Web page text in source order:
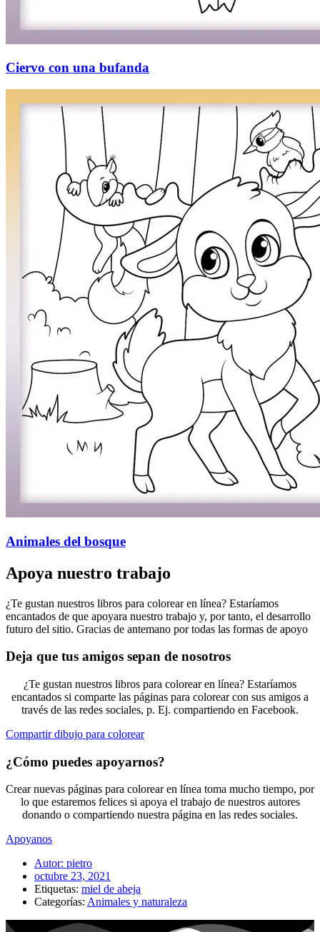
Ciervo con una bufanda
Animales del bosque
Apoya nuestro trabajo
¿Te gustan nuestros libros para colorear en línea? Estaríamos
encantados de que apoyara nuestro trabajo y, por tanto, el desarrollo
futuro del sitio. Gracias de antemano por todas las formas de apoyo
Deja que tus amigos sepan de nosotros
¿Te gustan nuestros libros para colorear en línea? Estaríamos
encantados si comparte las páginas para colorear con sus amigos a
través de las redes sociales, p. Ej. compartiendo en Facebook.
Compartir dibujo para colorear
¿Cómo puedes apoyarnos?
Crear nuevas páginas para colorear en línea toma mucho tiempo, por
lo que estaremos felices si apoya el trabajo de nuestros autores
donando o compartiendo nuestra página en las redes sociales.
Apoyanos
Autor: pietro
octubre 23, 2021
Etiquetas: miel de abeja
Categorías: Animales y naturaleza